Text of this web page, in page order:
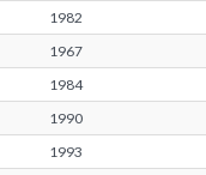
1982
1967
1984
1990
1993